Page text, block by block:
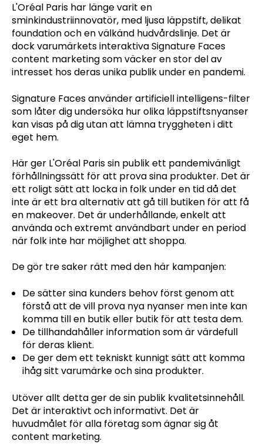
L'Oréal Paris har länge varit en
sminkindustriinnovatör, med ljusa läppstift, delikat
foundation och en välkänd hudvårdslinje. Det är
dock varumärkets interaktiva Signature Faces
content marketing som väcker en stor del av
intresset hos deras unika publik under en pandemi.
Signature Faces använder artificiell intelligens-filter
som låter dig undersöka hur olika läppstiftsnyanser
kan visas på dig utan att lämna tryggheten i ditt
eget hem.
Här ger L'Oréal Paris sin publik ett pandemivänligt
förhållningssätt för att prova sina produkter. Det är
ett roligt sätt att locka in folk under en tid då det
inte är ett bra alternativ att gå till butiken för att få
en makeover. Det är underhållande, enkelt att
använda och extremt användbart under en period
när folk inte har möjlighet att shoppa.
De gör tre saker rätt med den här kampanjen:
De sätter sina kunders behov först genom att
förstå att de vill prova nya nyanser men inte kan
komma till en butik eller butik för att testa dem.
De tillhandahåller information som är värdefull
för deras klient.
De ger dem ett tekniskt kunnigt sätt att komma
ihåg sitt varumärke och sina produkter.
Utöver allt detta ger de sin publik kvalitetsinnehåll.
Det är interaktivt och informativt. Det är
huvudmålet för alla företag som ägnar sig åt
content marketing.